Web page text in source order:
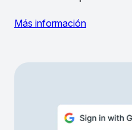
Más información